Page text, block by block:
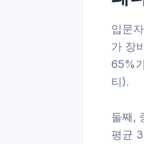
입문
가 장
65%
티).
둘째,
평균